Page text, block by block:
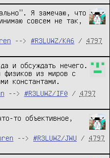
Я замечаю, что
совсем не так,
--> #R3LUWZ/KA6 / 4797
и обсуждать нечего.
физиков из миров с
константами.
--> #R3LUWZ/IF0 / 4797
то объективное,
--> #R3LUWZ/JWU / 4797